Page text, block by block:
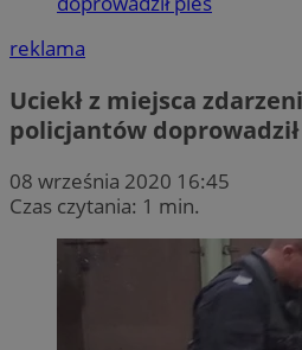
reklama
Uciekł z miejsca
policjantów
08 września 2020 16:45
Czas czytania: 1 min.